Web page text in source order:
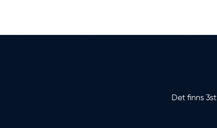
Det finns